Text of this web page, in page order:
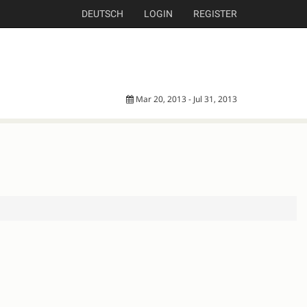
DEUTSCH LOGIN REGISTER
Mar 20, 2013 - Jul 31, 2013